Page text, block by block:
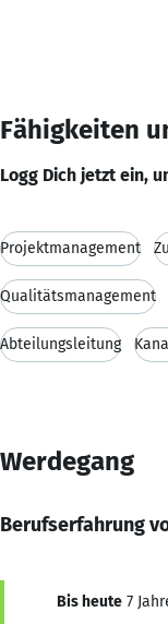
Fähigkeiten
Logg Dich jetzt ein,
Projektmanagement
Qualitätsmanagement
Abteilungsleitung
Werdegang
Berufserfahrung
Bis heute 7